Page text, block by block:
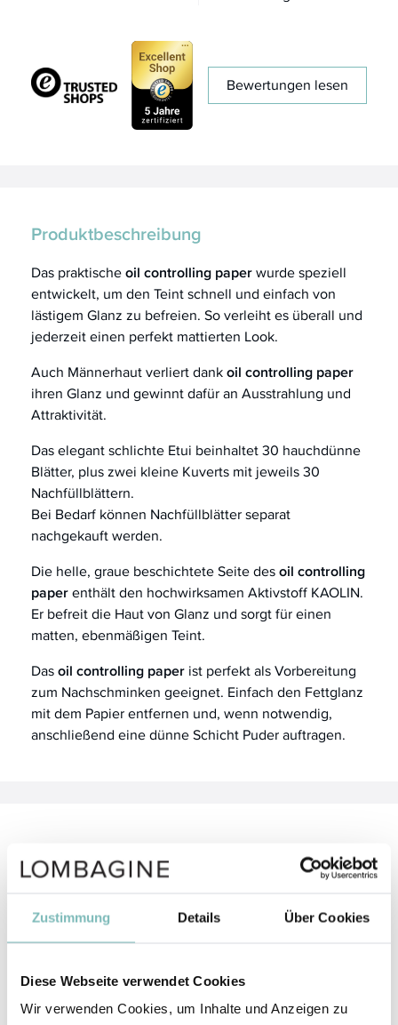
Zustimmung Details Über Cookies
Diese Webseite verwendet Cookies
Wir verwenden Cookies, um Inhalte und Anzeigen zu
Bewertungen lesen
Produktbeschreibung
Das praktischeoil controlling paperwurde speziell
entwickelt, um den Teint schnell und einfach von
lästigem Glanz zu befreien. So verleiht es überall und
jederzeit einen perfekt mattierten Look.
Auch Männerhaut verliert dankoil controlling paper
ihren Glanz und gewinnt dafür an Ausstrahlung und
Attraktivität.
Das elegant schlichte Etui beinhaltet 30 hauchdünne
Blätter, plus zwei kleine Kuverts mit jeweils 30
Nachfüllblättern.
Bei Bedarf können Nachfüllblätter separat
nachgekauft werden.
Die helle, graue beschichtete Seite desoil controlling
paperenthält den hochwirksamen Aktivstoff KAOLIN.
Er befreit die Haut von Glanz und sorgt für einen
matten, ebenmäßigen Teint.
Dasoil controlling paper ist perfekt als Vorbereitung
zum Nachschminken geeignet. Einfach den Fettglanz
mit dem Papier entfernen und, wenn notwendig,
anschließend eine dünne Schicht Puder auftragen.
es mit der beschichteten helleren, grauen Seite sanft
auf die Haut. Diesen Vorgang können Sie zwei- bis
Anschließend können Sie bei Bedarf mit neuen
Blättern die Schritte so oft wiederholen, bis Sie das